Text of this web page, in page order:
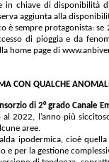
in chiave di disponibilità
aggiunta alla
è sempre protagonista:
di pioggia e da
home page di
MA CON QUALCHE
di 2° grado Canale
2022, l’anno più
aree.
ipodermica, cioè
per la gestione